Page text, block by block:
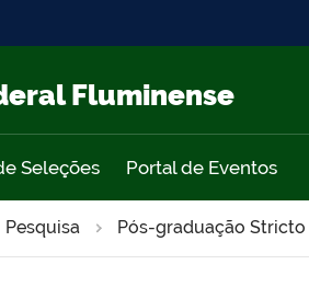
Fluminense
Seleções Portal de Eventos
Pesquisa Pós-graduação Stricto